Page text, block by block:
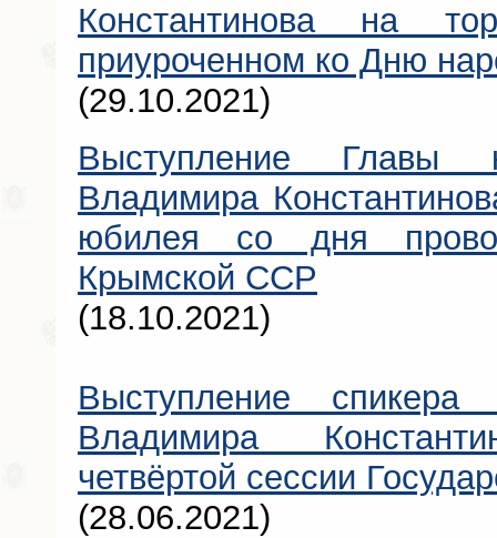
Константинова на
приуроченном ко Дню
(29.10.2021)
Выступление Главы
Владимира
юбилея со дня
Крымской ССР
(18.10.2021)
Выступление спикера
Владимира
четвёртой сессии
(28.06.2021)